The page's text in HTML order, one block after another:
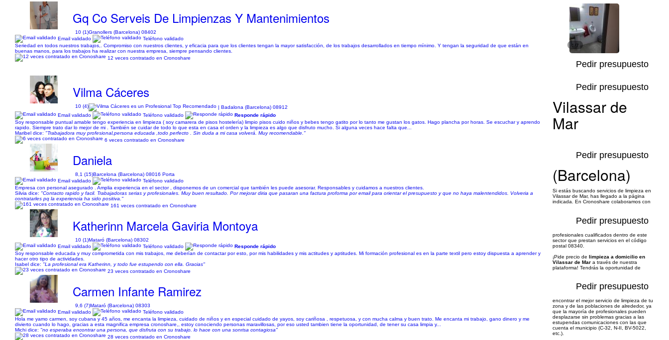
Gq Co Serveis De Limpienzas Y Mantenimientos
10 (1)Granollers (Barcelona) 08402
Email validado
Teléfono validado
Seriedad en todos nuestros trabajos,. Compromiso con nuestros clientes, y eficacia para que los clientes tengan la mayor satisfacción, de los trabajos desarrollados en tiempo mínimo. Y tengan la seguridad de que están en
buenas manos, para los trabajos ha realizar con nuestra empresa, siempre pensando clientes.
12 veces contratado en Cronoshare
1/7
Pedir presupuesto
Vilma Cáceres
10 (4)
| Badalona (Barcelona) 08912
Email validado
Teléfono validado
Responde rápido
Soy responsable puntual amable tengo experiencia en limpieza ( soy camarera de pisos hostelería) limpio pisos cuido niños y bebes tengo gatito por lo tanto me gustan los gatos. Hago plancha por horas. Se escuchar y aprendo
rapido. Siempre trato dar lo mejor de mi . También se cuidar de todo lo que esta en casa el orden y la limpieza es algo que disfruto mucho. Si alguna veces hace falta que...
Maribel dice: "Trabajadora muy profesional,persona educada ,todo perfecto . Sin duda a mi casa volverá. Muy recomendable."
6 veces contratado en Cronoshare
Pedir presupuesto
Daniela
8,1 (15)Barcelona (Barcelona) 08016 Porta
Email validado
Teléfono validado
Empresa con personal asegurado . Amplia experiencia en el sector , disponemos de un comercial que también les puede asesorar. Responsables y cuidamos a nuestros clientes.
Silvia dice: "Contacto rapido y facil. Trabajadoras serias y profesionales. Muy buen resultado. Por mejorar diria que pasaran una factura proforma por email para orientar el presupuesto y que no haya malentendidos. Volveria a
contratarles pq la experiencia ha sido positiva."
161 veces contratado en Cronoshare
Pedir presupuesto
Katherinn Marcela Gaviria Montoya
10 (1)Mataró (Barcelona) 08302
Email validado
Teléfono validado
Responde rápido
Soy responsable educada y muy comprometida con mis trabajos, me deberían de contactar por esto, por mis habilidades y mis actitudes y aptitudes. Mi formación profesional es en la parte textil pero estoy dispuesta a aprender y
hacer otro tipo de actividades.
Isabel dice: "La profesional era Katherinn, y todo fue estupendo con ella. Gracias"
23 veces contratado en Cronoshare
Pedir presupuesto
Carmen Infante Ramirez
9,6 (7)Mataró (Barcelona) 08303
Email validado
Teléfono validado
Hola me yamo carmen, soy cubana y 45 años, me encanta la limpieza, cuidado de niños y en especial cuidado de yayos, soy cariñosa , respetuosa, y con mucha calma y buen trato. Me encanta mi trabajo, gano dinero y me
divierto cuando lo hago, gracias a esta magnifica empresa cronoshare,, estoy conociendo personas maravillosas, por eso usted tambien tiene la oportunidad, de tener su casa limpia y...
Michi dice: "no esperaba encontrar una persona, que disfruta con su trabajo. lo hace con una sonrisa contagiosa"
28 veces contratado en Cronoshare
Pedir presupuesto
Vilassar de
Mar
(Barcelona)
Si estás buscando servicios de limpieza en
Vilassar de Mar, has llegado a la página
indicada. En Cronoshare colaboramos con
profesionales cualificados dentro de este
sector que prestan servicios en el código
postal 08340.
¡Pide precio de limpieza a domicilio en
Vilassar de Mar a través de nuestra
plataforma! Tendrás la oportunidad de
encontrar el mejor servicio de limpieza de tu
zona y de las poblaciones de alrededor, ya
que la mayoría de profesionales pueden
desplazarse sin problemas gracias a las
estupendas comunicaciones con las que
cuenta el municipio (C-32, N-II, BV-5022,
etc.).